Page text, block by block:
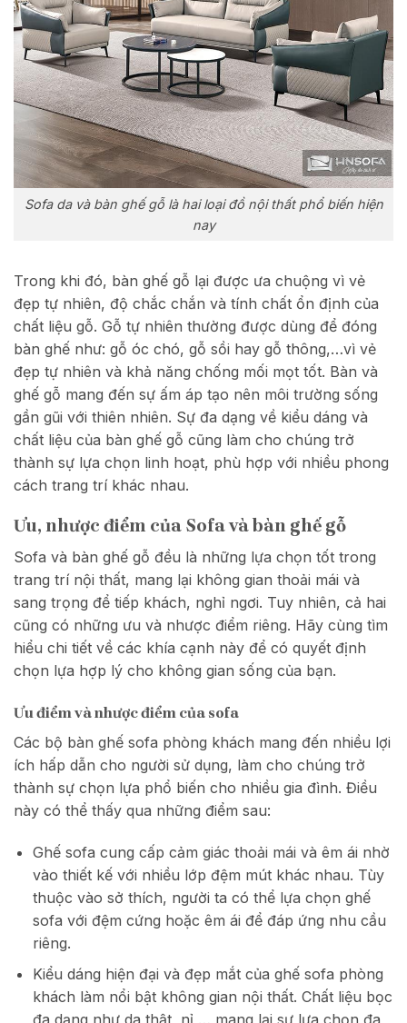
Sofa da và bàn ghế gỗ là hai loại đồ nội thất phổ biến hiện
nay
Trong khi đó, bàn ghế gỗ lại được ưa chuộng vì vẻ
đẹp tự nhiên, độ chắc chắn và tính chất ổn định của
chất liệu gỗ. Gỗ tự nhiên thường được dùng để đóng
bàn ghế như: gỗ óc chó, gỗ sồi hay gỗ thông,…vì vẻ
đẹp tự nhiên và khả năng chống mối mọt tốt. Bàn và
ghế gỗ mang đến sự ấm áp tạo nên môi trường sống
gần gũi với thiên nhiên. Sự đa dạng về kiểu dáng và
chất liệu của bàn ghế gỗ cũng làm cho chúng trở
thành sự lựa chọn linh hoạt, phù hợp với nhiều phong
cách trang trí khác nhau.
Ưu, nhược điểm của Sofa và bàn ghế gỗ
Sofa và bàn ghế gỗ đều là những lựa chọn tốt trong
trang trí nội thất, mang lại không gian thoải mái và
sang trọng để tiếp khách, nghỉ ngơi. Tuy nhiên, cả hai
cũng có những ưu và nhược điểm riêng. Hãy cùng tìm
hiểu chi tiết về các khía cạnh này để có quyết định
chọn lựa hợp lý cho không gian sống của bạn.
Ưu điểm và nhược điểm của sofa
Các bộ bàn ghế sofa phòng khách mang đến nhiều lợi
ích hấp dẫn cho người sử dụng, làm cho chúng trở
thành sự chọn lựa phổ biến cho nhiều gia đình. Điều
này có thể thấy qua những điểm sau:
Ghế sofa cung cấp cảm giác thoải mái và êm ái nhờ
vào thiết kế với nhiều lớp đệm mút khác nhau. Tùy
thuộc vào sở thích, người ta có thể lựa chọn ghế
sofa với đệm cứng hoặc êm ái để đáp ứng nhu cầu
riêng.
Kiểu dáng hiện đại và đẹp mắt của ghế sofa phòng
khách làm nổi bật không gian nội thất. Chất liệu bọc